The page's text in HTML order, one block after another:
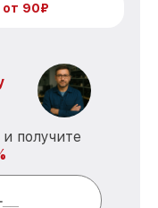
от 90₽
получите